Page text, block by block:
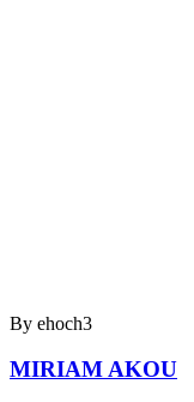
By ehoch3
MIRIAM AKOU